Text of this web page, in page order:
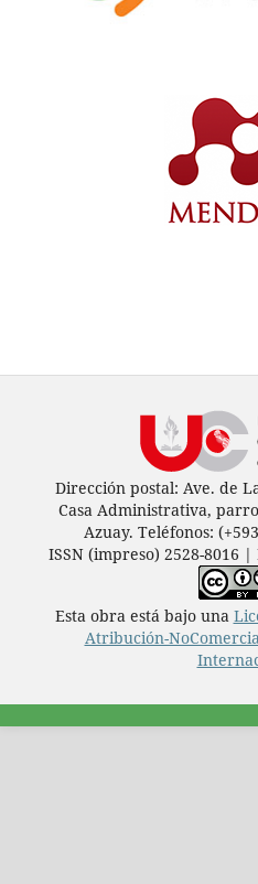
Dirección postal: Ave. de
Casa Administrativa,
Azuay. Teléfonos:
ISSN (impreso) 2528-8016 |
Esta obra está bajo una
Atribución-